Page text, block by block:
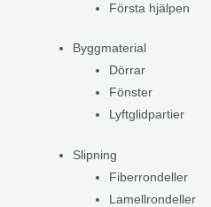
Första hjälpen
Byggmaterial
Dörrar
Fönster
Lyftglidpartier
Slipning
Fiberrondeller
Lamellrondeller